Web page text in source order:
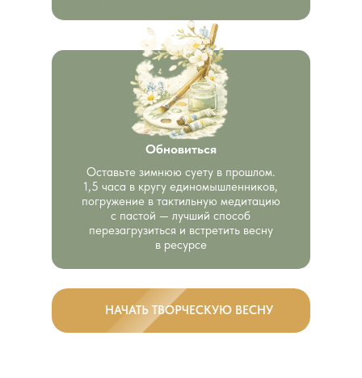
НАЧАТЬ ТВОРЧЕСКУЮ ВЕСНУ
Оставьте зимнюю суету в прошлом.
1,5 часа в кругу единомышленников,
погружение в тактильную медитацию
с пастой — лучший способ
перезагрузиться и встретить весну
в ресурсе
Обновиться